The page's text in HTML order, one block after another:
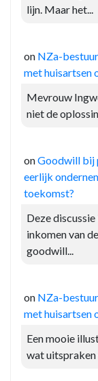
lijn. Maar het...
on NZa-
met huisartsen
Mevrouw
niet de
onGoodwill bij
eerlijk
toekomst?
Deze
inkomen van
goodwill...
on NZa-
met huisartsen
Een mooie
wat uitspraken